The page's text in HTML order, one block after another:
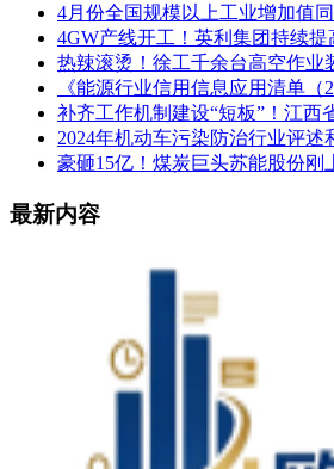
4月份全国规模以上工业增加值
4GW产线开工！英利集团持续提
热辣滚烫！徐工千余台高空作业
《能源行业信用信息应用清单（
补齐工作机制建设“短板”！江西
2024年机动车污染防治行业评述
豪砸15亿！煤炭巨头苏能股份刚
最新内容